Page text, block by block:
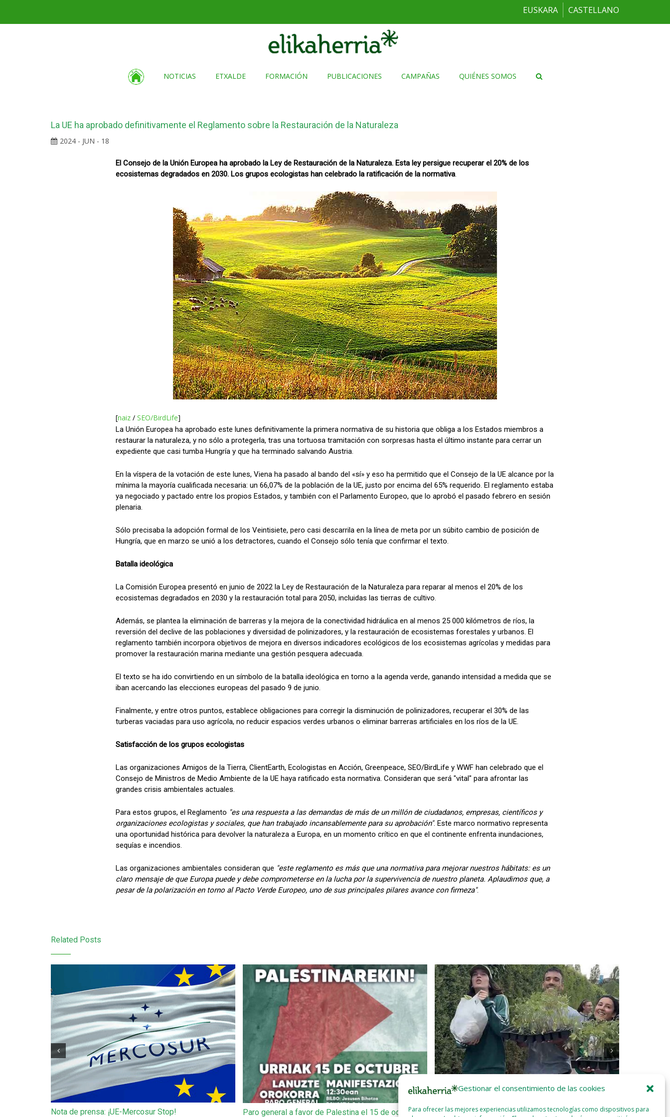
Gestionar el consentimiento de las cookies
Para ofrecer las mejores experiencias utilizamos tecnologías como dispositivos para
EUSKARA CASTELLANO
NOTICIAS ETXALDE FORMACIÓN PUBLICACIONES CAMPAÑAS QUIÉNES SOMOS
La UE ha aprobado definitivamente el Reglamento sobre la Restauración de la Naturaleza
2024 - JUN - 18
El Consejo de la Unión Europea ha aprobado la Ley de Restauración de la Naturaleza. Esta ley persigue recuperar el 20% de los
ecosistemas degradados en 2030. Los grupos ecologistas han celebrado la ratificación de la normativa.
[naiz/ SEO/BirdLife]
La Unión Europea ha aprobado este lunes definitivamente la primera normativa de su historia que obliga a los Estados miembros a
restaurar la naturaleza, y no sólo a protegerla, tras una tortuosa tramitación con sorpresas hasta el último instante para cerrar un
expediente que casi tumba Hungría y que ha terminado salvando Austria.
En la víspera de la votación de este lunes, Viena ha pasado al bando del «sí» y eso ha permitido que el Consejo de la UE alcance por la
mínima la mayoría cualificada necesaria: un 66,07% de la población de la UE, justo por encima del 65% requerido. El reglamento estaba
ya negociado y pactado entre los propios Estados, y también con el Parlamento Europeo, que lo aprobó el pasado febrero en sesión
plenaria.
Sólo precisaba la adopción formal de los Veintisiete, pero casi descarrila en la línea de meta por un súbito cambio de posición de
Hungría, que en marzo se unió a los detractores, cuando el Consejo sólo tenía que confirmar el texto.
Batalla ideológica
La Comisión Europea presentó en junio de 2022 la Ley de Restauración de la Naturaleza para reparar al menos el 20% de los
ecosistemas degradados en 2030 y la restauración total para 2050, incluidas las tierras de cultivo.
Además, se plantea la eliminación de barreras y la mejora de la conectividad hidráulica en al menos 25 000 kilómetros de ríos, la
reversión del declive de las poblaciones y diversidad de polinizadores, y la restauración de ecosistemas forestales y urbanos. El
reglamento también incorpora objetivos de mejora en diversos indicadores ecológicos de los ecosistemas agrícolas y medidas para
promover la restauración marina mediante una gestión pesquera adecuada.
El texto se ha ido convirtiendo en un símbolo de la batalla ideológica en torno a la agenda verde, ganando intensidad a medida que se
iban acercando las elecciones europeas del pasado 9 de junio.
Finalmente, y entre otros puntos, establece obligaciones para corregir la disminución de polinizadores, recuperar el 30% de las
turberas vaciadas para uso agrícola, no reducir espacios verdes urbanos o eliminar barreras artificiales en los ríos de la UE.
Satisfacción de los grupos ecologistas
Las organizaciones Amigos de la Tierra, ClientEarth, Ecologistas en Acción, Greenpeace, SEO/BirdLife y WWF han celebrado que el
Consejo de Ministros de Medio Ambiente de la UE haya ratificado esta normativa. Consideran que será "vital" para afrontar las
grandes crisis ambientales actuales.
Para estos grupos, el Reglamento "es una respuesta a las demandas de más de un millón de ciudadanos, empresas, científicos y
organizaciones ecologistas y sociales, que han trabajado incansablemente para su aprobación". Este marco normativo representa
una oportunidad histórica para devolver la naturaleza a Europa, en un momento crítico en que el continente enfrenta inundaciones,
sequías e incendios.
Las organizaciones ambientales consideran que "este reglamento es más que una normativa para mejorar nuestros hábitats: es un
claro mensaje de que Europa puede y debe comprometerse en la lucha por la supervivencia de nuestro planeta. Aplaudimos que, a
pesar de la polarización en torno al Pacto Verde Europeo, uno de sus principales pilares avance con firmeza".
Related Posts
Nota de prensa: ¡UE-Mercosur Stop! Paro general a favor de Palestina el 15 de octubre
Aitor García y Eider Etxeberria: «Todos los que